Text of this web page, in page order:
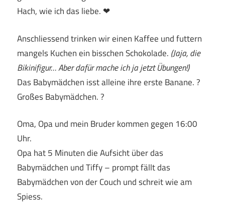
Hach, wie ich das liebe. ❤
Anschliessend trinken wir einen Kaffee und futtern
mangels Kuchen ein bisschen Schokolade. (Jaja, die
Bikinifigur… Aber dafür mache ich ja jetzt Übungen!)
Das Babymädchen isst alleine ihre erste Banane. ?
Großes Babymädchen. ?
Oma, Opa und mein Bruder kommen gegen 16:00
Uhr.
Opa hat 5 Minuten die Aufsicht über das
Babymädchen und Tiffy – prompt fällt das
Babymädchen von der Couch und schreit wie am
Spiess.